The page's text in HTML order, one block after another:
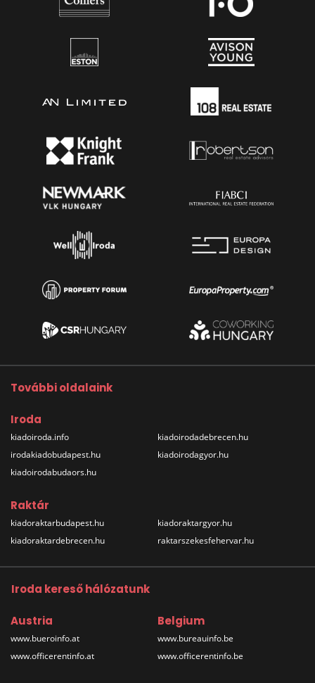
További oldalaink
Iroda
kiadoiroda.info
irodakiadobudapest.hu
kiadoirodabudaors.hu
kiadoirodadebrecen.hu
kiadoirodagyor.hu
Raktár
kiadoraktarbudapest.hu
kiadoraktardebrecen.hu
kiadoraktargyor.hu
raktarszekesfehervar.hu
Iroda kereső hálózatunk
Austria
www.bueroinfo.at
www.officerentinfo.at
Belgium
www.bureauinfo.be
www.officerentinfo.be